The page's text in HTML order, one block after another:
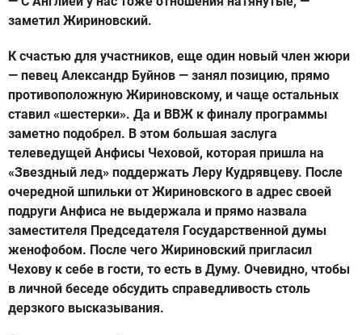
заметил Жириновский.
К счастью для участников, еще один новый член жюри
— певец Александр Буйнов — занял позицию, прямо
противоположную Жириновскому, и чаще остальных
ставил «шестерки». Да и ВВЖ к финалу программы
заметно подобрел. В этом большая заслуга
телеведущей Анфисы Чеховой, которая пришла на
«Звездный лед» поддержать Леру Кудрявцеву. После
очередной шпильки от Жириновского в адрес своей
подруги Анфиса не выдержала и прямо назвала
заместителя Председателя Государственной думы
женофобом. После чего Жириновский пригласил
Чехову к себе в гости, то есть в Думу. Очевидно, чтобы
в личной беседе обсудить справедливость столь
дерзкого высказывания.